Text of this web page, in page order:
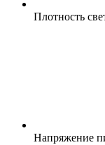
Плотность
Напряжение